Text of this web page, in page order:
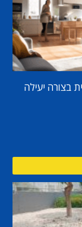
בצורה יעילה